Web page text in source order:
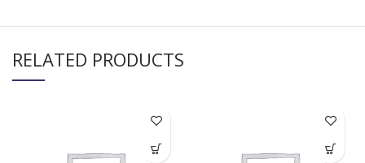
RELATED PRODUCTS